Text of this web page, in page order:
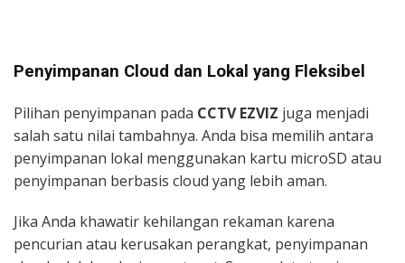
Penyimpanan Cloud dan Lokal yang Fleksibel
Pilihan penyimpanan pada CCTV EZVIZ juga menjadi
salah satu nilai tambahnya. Anda bisa memilih antara
penyimpanan lokal menggunakan kartu microSD atau
penyimpanan berbasis cloud yang lebih aman.
Jika Anda khawatir kehilangan rekaman karena
pencurian atau kerusakan perangkat, penyimpanan